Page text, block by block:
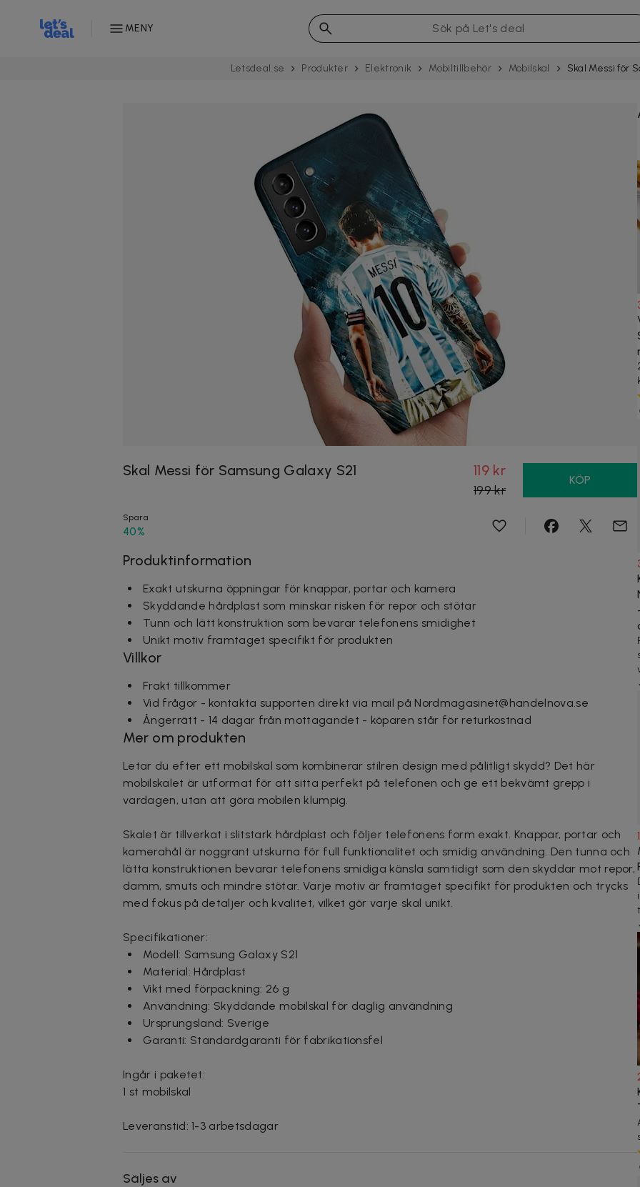
MENY
Letsdeal.se Produkter Elektronik Mobil­tillbehör Mobilskal Skal Messi för
Skal Messi för Samsung Galaxy S21 119 kr
199 kr
KÖP
Spara
40%
Produktinformation
Exakt utskurna öppningar för knappar, portar och kamera
Skyddande hårdplast som minskar risken för repor och stötar
Tunn och lätt konstruktion som bevarar telefonens smidighet
Unikt motiv framtaget specifikt för produkten
Villkor
Frakt tillkommer
Vid frågor - kontakta supporten direkt via mail på Nordmagasinet@handelnova.se
Ångerrätt - 14 dagar från mottagandet - köparen står för returkostnad
Mer om produkten
Letar du efter ett mobilskal som kombinerar stilren design med pålitligt skydd? Det här
mobilskalet är utformat för att sitta perfekt på telefonen och ge ett bekvämt grepp i
vardagen, utan att göra mobilen klumpig.
Skalet är tillverkat i slitstark hårdplast och följer telefonens form exakt. Knappar, portar och
kamerahål är noggrant utskurna för full funktionalitet och smidig användning. Den tunna och
lätta konstruktionen bevarar telefonens smidiga känsla samtidigt som den skyddar mot repor,
damm, smuts och mindre stötar. Varje motiv är framtaget specifikt för produkten och trycks
med fokus på detaljer och kvalitet, vilket gör varje skal unikt.
Specifikationer:
Modell: Samsung Galaxy S21
Material: Hårdplast
Vikt med förpackning: 26 g
Användning: Skyddande mobilskal för daglig användning
Ursprungsland: Sverige
Garanti: Standardgaranti för fabrikationsfel
Ingår i paketet:
1 st mobilskal
Leveranstid: 1-3 arbetsdagar
Säljes av